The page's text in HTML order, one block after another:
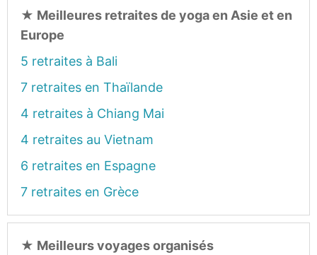
★ Meilleures retraites de yoga en Asie et en
Europe
5 retraites à Bali
7 retraites en Thaïlande
4 retraites à Chiang Mai
4 retraites au Vietnam
6 retraites en Espagne
7 retraites en Grèce
★ Meilleurs voyages organisés